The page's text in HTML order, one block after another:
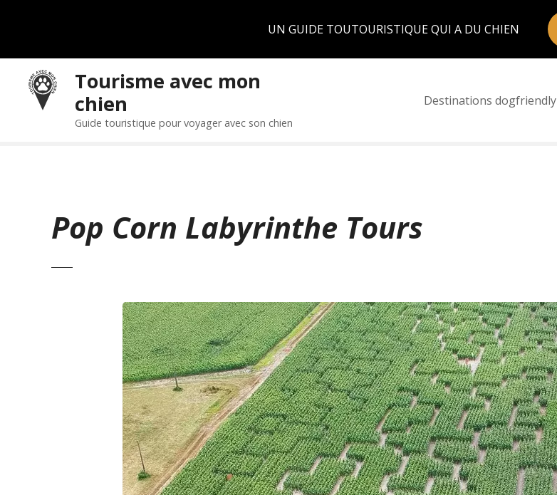
UN GUIDE TOUTOURISTIQUE QUI A DU CHIEN
Tourisme avec mon
chien
Guide touristique pour voyager avec son chien
Destinations dogfriendly
Pop Corn Labyrinthe Tours